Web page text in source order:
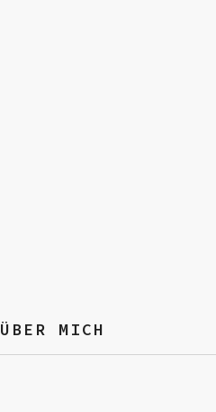
ÜBER MICH